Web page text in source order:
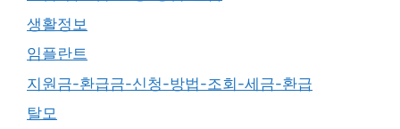
생활정보
임플란트
지원금-환급금-신청-방법-조회-세금-환급
탈모